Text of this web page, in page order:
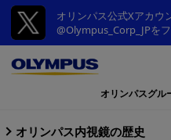
オリンパス公式Xアカウ
@Olympus_Corp_JPを
オリンパスグル
オリンパス内視鏡の歴史